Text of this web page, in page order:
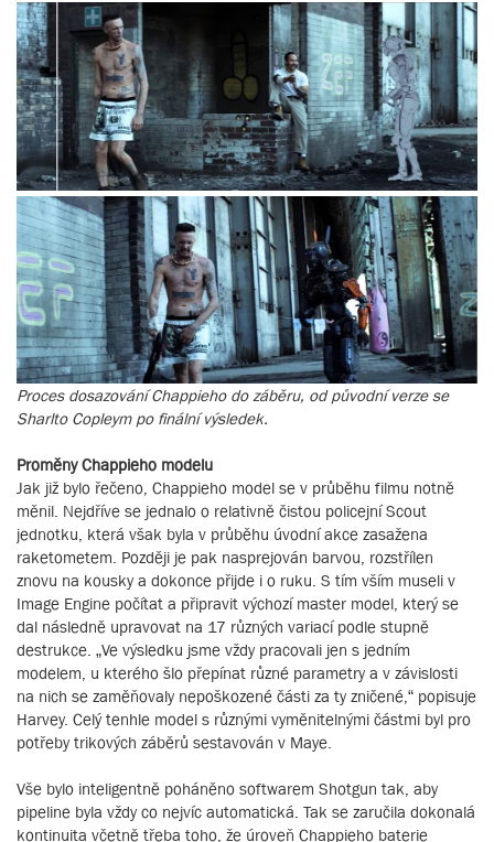
Proces dosazování Chappieho do záběru, od původní verze se
Sharlto Copleym po finální výsledek.
Proměny Chappieho modelu
Jak již bylo řečeno, Chappieho model se v průběhu filmu notně
měnil. Nejdříve se jednalo o relativně čistou policejní Scout
jednotku, která však byla v průběhu úvodní akce zasažena
raketometem. Později je pak nasprejován barvou, rozstřílen
znovu na kousky a dokonce přijde i o ruku. S tím vším museli v
Image Engine počítat a připravit výchozí master model, který se
dal následně upravovat na 17 různých variací podle stupně
destrukce. „Ve výsledku jsme vždy pracovali jen s jedním
modelem, u kterého šlo přepínat různé parametry a v závislosti
na nich se zaměňovaly nepoškozené části za ty zničené,“ popisuje
Harvey. Celý tenhle model s různými vyměnitelnými částmi byl pro
potřeby trikových záběrů sestavován v Maye.
Vše bylo inteligentně poháněno softwarem Shotgun tak, aby
pipeline byla vždy co nejvíc automatická. Tak se zaručila dokonalá
kontinuita včetně třeba toho, že úroveň Chappieho baterie